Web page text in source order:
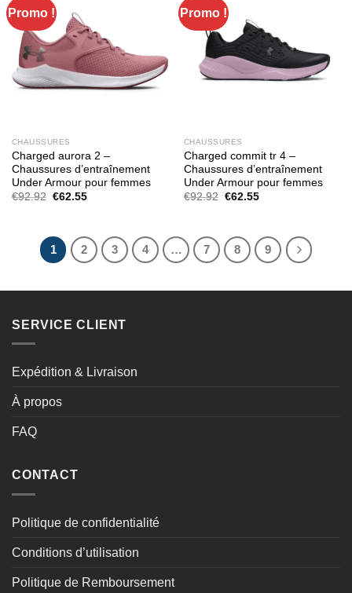
Promo !
CHAUSSURES
Charged aurora 2 –
Chaussures d’entraînement
Under Armour pour femmes
€92.92 Le
€92.92.
€62.55Le
€62.55.
Promo !
CHAUSSURES
Charged commit tr 4 –
Chaussures d’entraînement
Under Armour pour femmes
€92.92 Le
€92.92.
€62.55Le
€62.55.
1 2 3 4 … 7 8 9
SERVICE CLIENT
Expédition & Livraison
À propos
FAQ
CONTACT
Politique de confidentialité
Conditions d’utilisation
Politique de Remboursement